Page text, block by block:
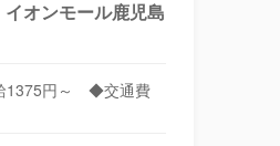
オンモール鹿児島
1375円～ ◆交通費